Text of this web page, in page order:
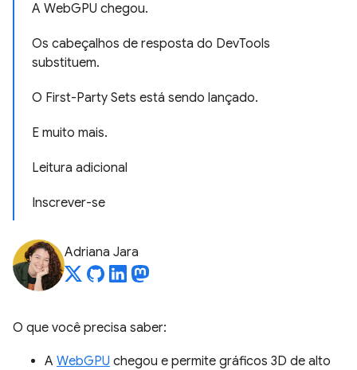
A WebGPU chegou.
Os cabeçalhos de resposta do DevTools
substituem.
O First-Party Sets está sendo lançado.
E muito mais.
Leitura adicional
Inscrever-se
Adriana Jara
O que você precisa saber:
A WebGPU chegou e permite gráficos 3D de alto